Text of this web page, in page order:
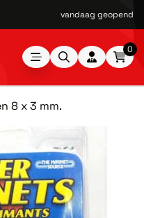
vandaag geopend
0
8 x 3 mm.